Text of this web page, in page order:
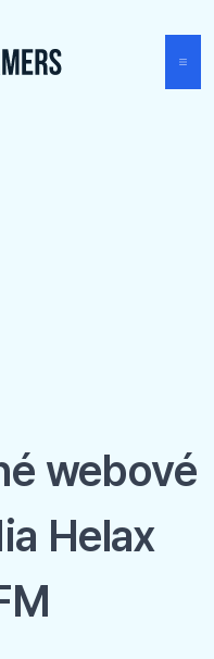
webové
Helax